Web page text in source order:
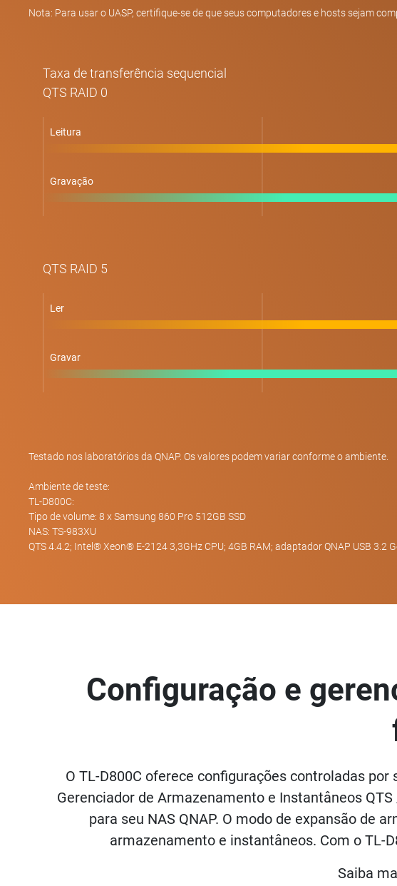
Nota: Para usar o UASP, certifique-se de que seus computadores e hosts sejam
Taxa de transferência sequencial
QTS RAID 0
Leitura
Gravação
QTS RAID 5
Ler
Gravar
Testado nos laboratórios da QNAP. Os valores podem variar conforme o ambiente.
Ambiente de teste:
TL-D800C:
Tipo de volume: 8 x Samsung 860 Pro 512GB SSD
NAS: TS-983XU
QTS 4.4.2; Intel® Xeon® E-2124 3,3GHz CPU; 4GB RAM; adaptador QNAP USB 3.2
Configuração e
O TL-D800C oferece configurações controladas
Gerenciador de Armazenamento e Instantâneos
para seu NAS QNAP. O modo de expansão de
armazenamento e instantâneos. Com o TL-
Saiba